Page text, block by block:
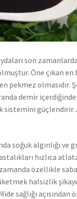
son
Öne çıkan
pekmez olmasıdır.
demir
sistemini güçlendirir.
soğuk algınlığı ve
hızlıca
zamanda özellikle
halsizlik
sağlığı açısından